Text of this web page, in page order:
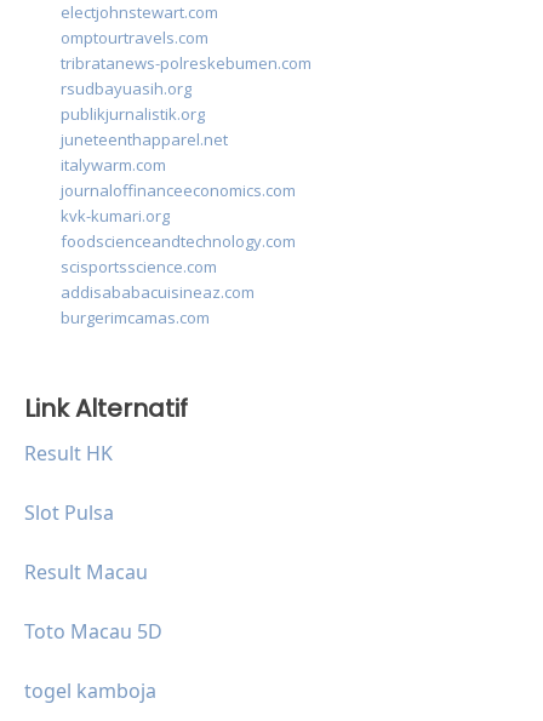
electjohnstewart.com
omptourtravels.com
tribratanews-polreskebumen.com
rsudbayuasih.org
publikjurnalistik.org
juneteenthapparel.net
italywarm.com
journaloffinanceeconomics.com
kvk-kumari.org
foodscienceandtechnology.com
scisportsscience.com
addisababacuisineaz.com
burgerimcamas.com
Link Alternatif
Result HK
Slot Pulsa
Result Macau
Toto Macau 5D
togel kamboja